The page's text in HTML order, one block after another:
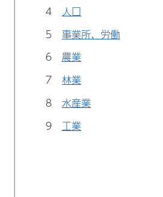
4 人口
5 事業所、労働
6 農業
7 林業
8 水産業
9 工業